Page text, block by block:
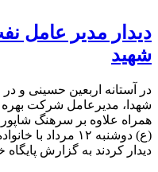
دیدار مدیر عامل
شهید
در آستانه اربعین حسینی و
شهدا، مدیرعامل شرکت
همراه علاوه بر سرهنگ
(ع) دوشنبه ۱۲
دیدار کردند به گزارش